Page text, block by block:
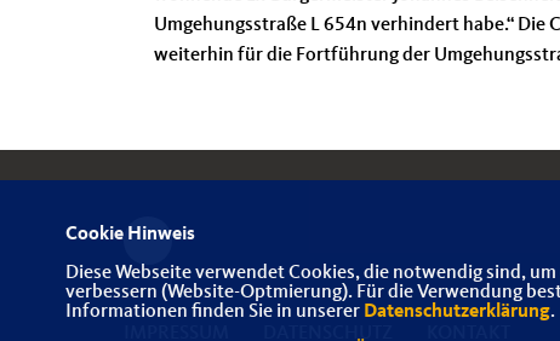
Umgehungsstraße L 654n verhindert habe.“
weiterhin für die Fortführung der
Cookie Hinweis
Diese Webseite verwendet Cookies, die notwendig sind,
verbessern (Website-Optmierung). Für die Verwendung
Informationen finden Sie in unserer Datenschutzerklärung.